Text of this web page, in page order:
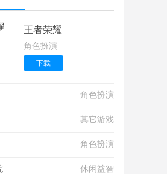
王者荣耀
角色扮演
下载
角色扮演
其它游戏
角色扮演
休闲益智